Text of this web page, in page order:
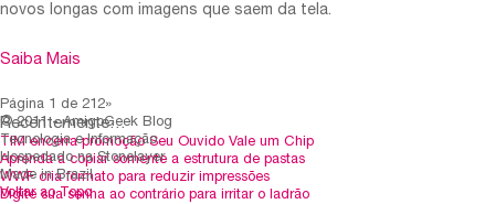
novos longas com imagens que saem da tela.
Saiba Mais
Página 1 de 212»
Recentemente…
TIM encerra promoção Seu Ouvido Vale um Chip
Aprenda a copiar somente a estrutura de pastas
WWF cria formato para reduzir impressões
Digite sua senha ao contrário para irritar o ladrão
© 2011 - AmigoGeek Blog
Tecnologia e Informação
Hospedado na Stonelayer
Made in Brazil
Voltar ao Topo